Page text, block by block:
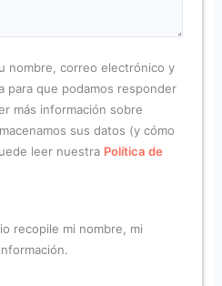
nombre, correo electrónico y
para que podamos responder
más información sobre
sus datos (y cómo
leer nuestra Política de
recopile mi nombre, mi